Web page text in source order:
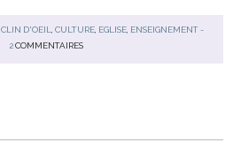
CLIN D'OEIL CULTURE, EGLISE, ENSEIGNEMENT -
2 COMMENTAIRES